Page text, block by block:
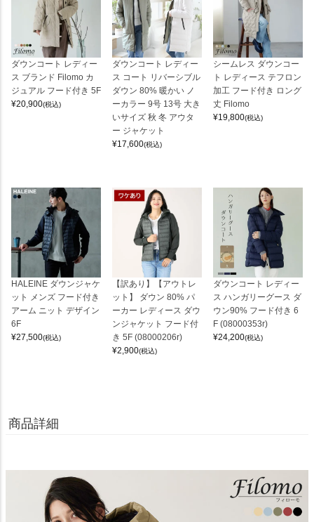
ダウンコート レディー
ス ブランド Filomo カ
ジュアル フード付き 5F
¥20,900(税込)
ダウンコート レディー
ス コート リバーシブル
ダウン 80% 暖かい ノ
ーカラー 9号 13号 大き
いサイズ 秋 冬 アウタ
ー ジャケット
¥17,600(税込)
シームレス ダウンコー
ト レディース テフロン
加工 フード付き ロング
丈 Filomo
¥19,800(税込)
HALEINE ダウンジャケ
ット メンズ フード付き
アーム ニット デザイン
6F
¥27,500(税込)
【訳あり】【アウトレ
ット】 ダウン 80% パ
ーカー レディース ダウ
ンジャケット フード付
き 5F (08000206r)
¥2,900(税込)
ダウンコート レディー
ス ハンガリーグース ダ
ウン90% フード付き 6
F (08000353r)
¥24,200(税込)
商品詳細